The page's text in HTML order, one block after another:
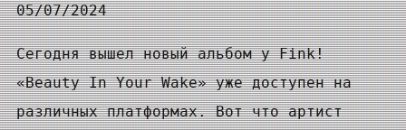
05/07/2024
Сегодня вышел новый альбом у Fink!
«Beauty In Your Wake» уже доступен на
различных платформах. Вот что артист